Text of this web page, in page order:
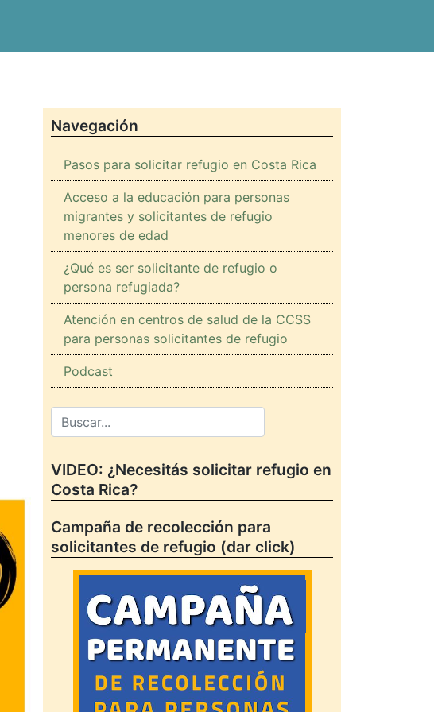
Navegación
Pasos para solicitar refugio en Costa Rica
Acceso a la educación para personas
migrantes y solicitantes de refugio
menores de edad
¿Qué es ser solicitante de refugio o
persona refugiada?
Atención en centros de salud de la CCSS
para personas solicitantes de refugio
Podcast
VIDEO: ¿Necesitás solicitar refugio en
Costa Rica?
Campaña de recolección para
solicitantes de refugio (dar click)